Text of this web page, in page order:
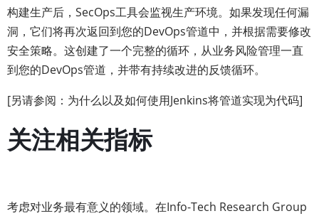
构建生产后，SecOps工具会监视生产环境。如果发现任何漏
洞，它们将再次返回到您的DevOps管道中，并根据需要修改
安全策略。这创建了一个完整的循环，从业务风险管理一直
到您的DevOps管道，并带有持续改进的反馈循环。
[另请参阅：为什么以及如何使用Jenkins将管道实现为代码]
关注相关指标
考虑对业务最有意义的领域。在Info-Tech Research Group